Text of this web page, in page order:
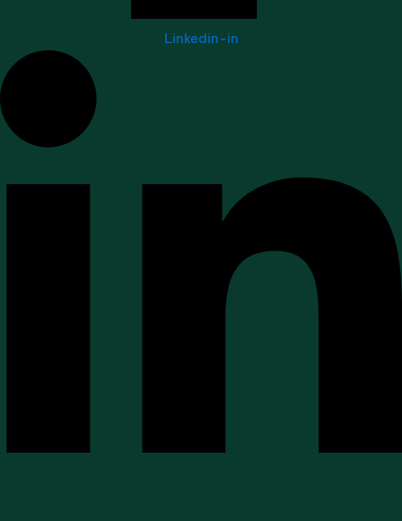
Linkedin-in